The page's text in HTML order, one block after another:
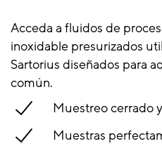
Acceda a fluidos de
inoxidable presurizados
Sartorius diseñados para
común.
Muestreo cerrado
Muestras